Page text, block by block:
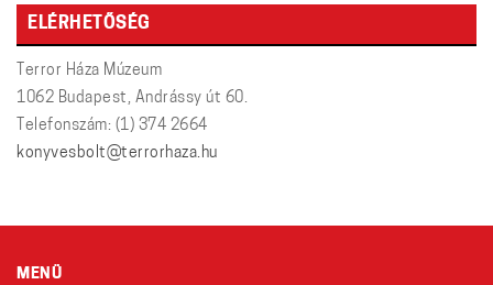
ELÉRHETŐSÉG
Terror Háza Múzeum
1062 Budapest, Andrássy út 60.
Telefonszám: (1) 374 2664
konyvesbolt@terrorhaza.hu
MENÜ